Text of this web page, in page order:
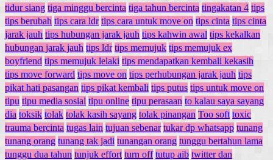
tidur siang tiga minggu bercinta tiga tahun bercinta tingakatan 4 tips
tips berubah tips cara ldr tips cara untuk move on tips cinta tips cinta
jarak jauh tips hubungan jarak jauh tips kahwin awal tips kekalkan
hubungan jarak jauh tips ldr tips memujuk tips memujuk ex
boyfriend tips memujuk lelaki tips mendapatkan kembali kekasih
tips move forward tips move on tips perhubungan jarak jauh tips
pikat hati pasangan tips pikat kembali tips putus tips untuk move on
tipu tipu media sosial tipu online tipu perasaan to kalau saya sayang
dia toksik tolak tolak kasih sayang tolak pinangan Too soft toxic
trauma bercinta tugas lain tujuan sebenar tukar dp whatsapp tunang
tunang orang tunang tak jadi tunangan orang tunggu bertahun lama
tunggu dua tahun tunjuk effort turn off tutup aib twitter dan